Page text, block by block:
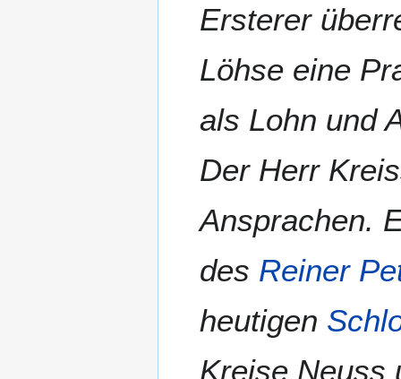
Ersterer
Löhse eine
als Lohn und
Der Herr
Ansprachen.
des Reiner
heutigen
Kreise Neuss